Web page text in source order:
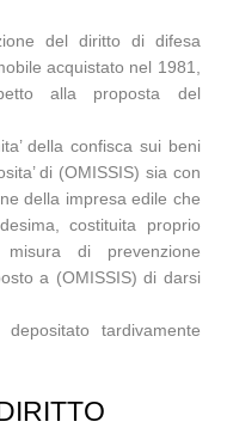
del diritto di difesa
acquistato nel 1981,
alla proposta del
della confisca sui beni
di (OMISSIS) sia con
della impresa edile che
costituita proprio
di prevenzione
a (OMISSIS) di darsi
tardivamente